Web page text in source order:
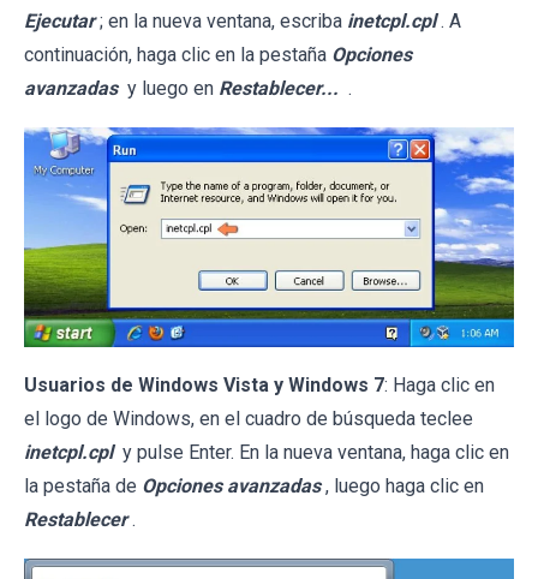
Ejecutar ; en la nueva ventana, escriba inetcpl.cpl . A
continuación, haga clic en la pestaña Opciones
avanzadas y luego en Restablecer... .
Usuarios de Windows Vista y Windows 7: Haga clic en
el logo de Windows, en el cuadro de búsqueda teclee
inetcpl.cpl y pulse Enter. En la nueva ventana, haga clic en
la pestaña de Opciones avanzadas , luego haga clic en
Restablecer .